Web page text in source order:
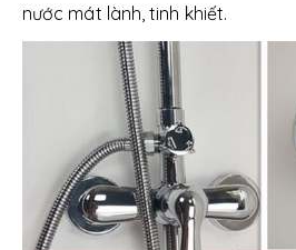
nước mát lành, tinh khiết.